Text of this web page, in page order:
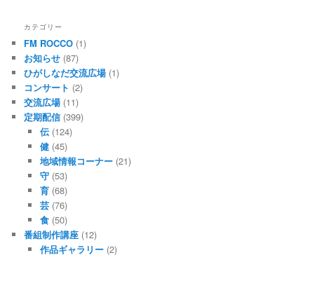
カテゴリー
FM ROCCO (1)
お知らせ (87)
ひがしなだ交流広場(1)
コンサート (2)
交流広場(11)
定期配信 (399)
伝(124)
健(45)
地域情報コーナー(21)
守(53)
育(68)
芸(76)
食(50)
番組制作講座 (12)
作品ギャラリー(2)